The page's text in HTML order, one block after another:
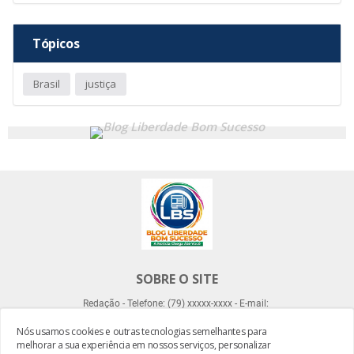
Tópicos
Brasil justiça
SOBRE O SITE
Redação - Telefone: (79) xxxxx-xxxx - E-mail:
Nós usamos cookies e outras tecnologias semelhantes para
melhorar a sua experiência em nossos serviços, personalizar